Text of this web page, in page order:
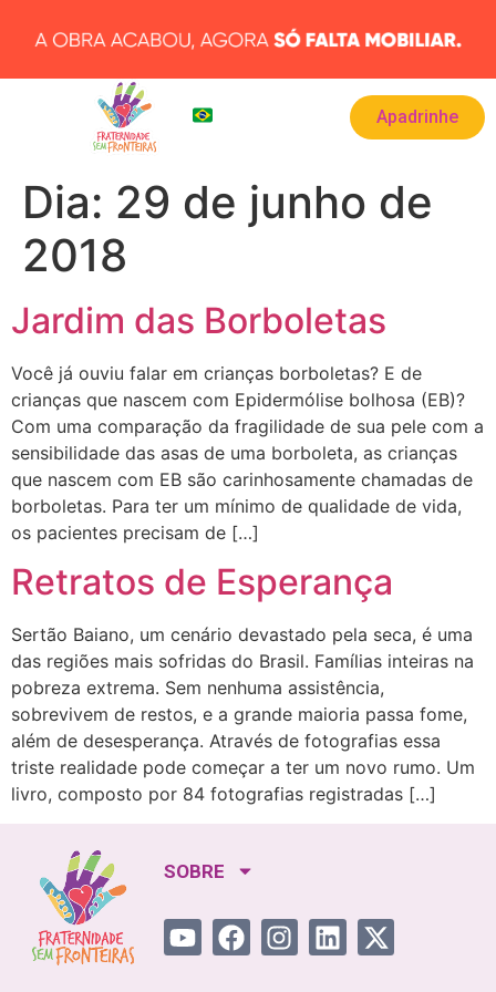
BRA Apadrinhe
Dia: 29 de junho de
2018
Jardim das Borboletas
Você já ouviu falar em crianças borboletas? E de
crianças que nascem com Epidermólise bolhosa (EB)?
Com uma comparação da fragilidade de sua pele com a
sensibilidade das asas de uma borboleta, as crianças
que nascem com EB são carinhosamente chamadas de
borboletas. Para ter um mínimo de qualidade de vida,
os pacientes precisam de […]
Retratos de Esperança
Sertão Baiano, um cenário devastado pela seca, é uma
das regiões mais sofridas do Brasil. Famílias inteiras na
pobreza extrema. Sem nenhuma assistência,
sobrevivem de restos, e a grande maioria passa fome,
além de desesperança. Através de fotografias essa
triste realidade pode começar a ter um novo rumo. Um
livro, composto por 84 fotografias registradas […]
SOBRE